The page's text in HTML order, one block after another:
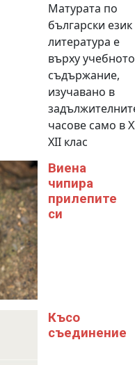
Матурата по
български език
литература е
върху учебното
съдържание,
изучавано в
часове само в
XII клас
Виена
чипира
прилепите
си
Късо
съединение